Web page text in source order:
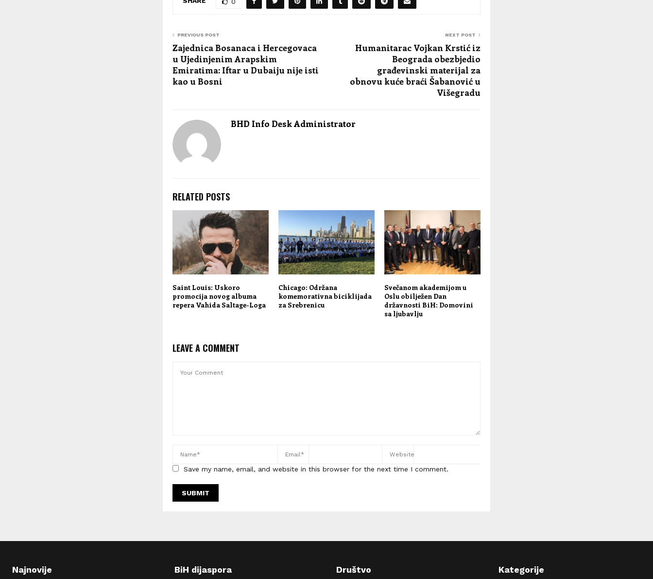
0
PREVIOUS POST
Zajednica Bosanaca i Hercegovaca
u Ujedinjenim Arapskim
Emiratima: Iftar u Dubaiju nije isti
kao u Bosni
NEXT POST
Humanitarac Vojkan Krstić iz
Beograda obezbjedio
građevinski materijal za
obnovu kuće braći Šabanović u
Višegradu
BHD Info Desk Administrator
RELATED POSTS
Saint Louis: Uskoro
promocija novog albuma
repera Vahida Saltage-Loga
Chicago: Održana
komemorativna biciklijada
za Srebrenicu
Svečanom akademijom u
Oslu obilježen Dan
državnosti BiH: Domovini
sa ljubavlju
LEAVE A COMMENT
Save my name, email, and website in this browser for the next time I comment.
Najnovije BiH dijaspora Društvo Kategorije